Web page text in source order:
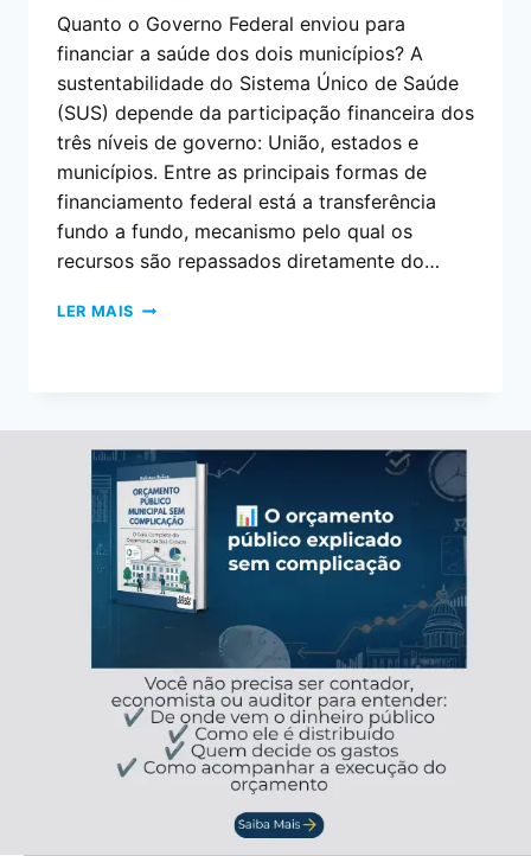
Quanto o Governo Federal enviou para
financiar a saúde dos dois municípios? A
sustentabilidade do Sistema Único de Saúde
(SUS) depende da participação financeira dos
três níveis de governo: União, estados e
municípios. Entre as principais formas de
financiamento federal está a transferência
fundo a fundo, mecanismo pelo qual os
recursos são repassados diretamente do…
LER MAIS